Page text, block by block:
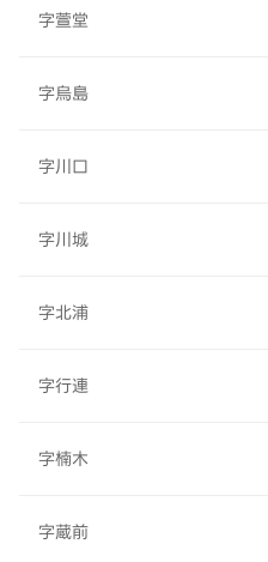
字萱堂
字烏島
字川口
字川城
字北浦
字行連
字楠木
字蔵前